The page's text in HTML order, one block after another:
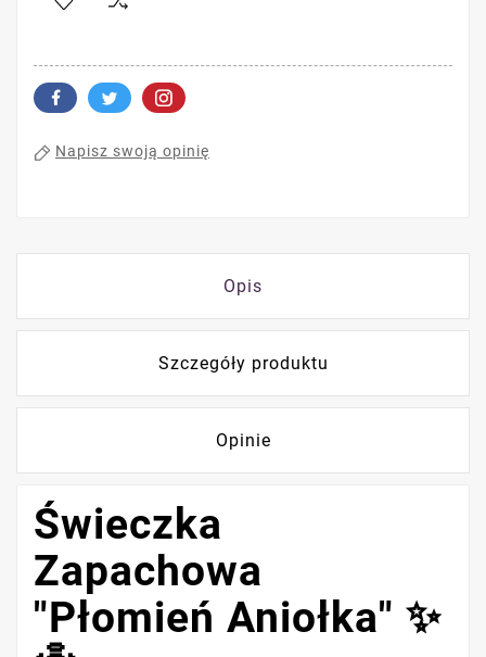
Napisz swoją opinię
Opis
Szczegóły produktu
Opinie
Świeczka
Zapachowa
"Płomień Aniołka" ✨